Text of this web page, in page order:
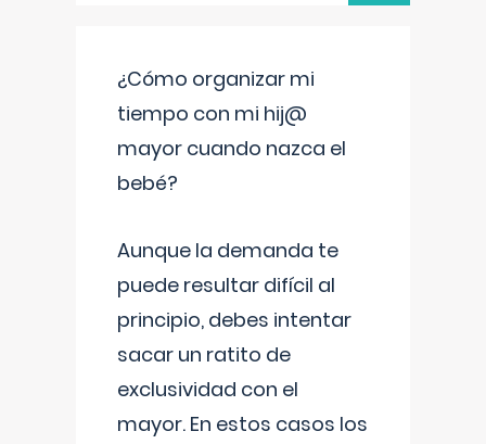
¿Cómo organizar mi
tiempo con mi hij@
mayor cuando nazca el
bebé?
Aunque la demanda te
puede resultar difícil al
principio, debes intentar
sacar un ratito de
exclusividad con el
mayor. En estos casos los